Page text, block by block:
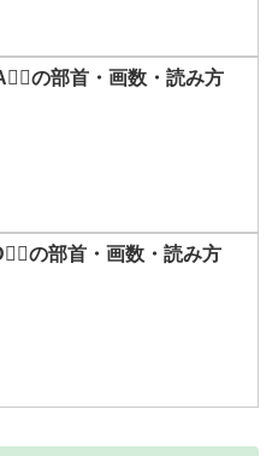
𦏪の部首・画数・読み方
𦍭の部首・画数・読み方